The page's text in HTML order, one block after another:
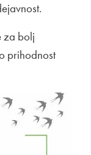
za bolj
prihodnost